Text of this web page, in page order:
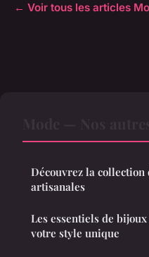
← Voir tous les articles
Découvrez la collection
artisanales
Les essentiels de
votre style unique